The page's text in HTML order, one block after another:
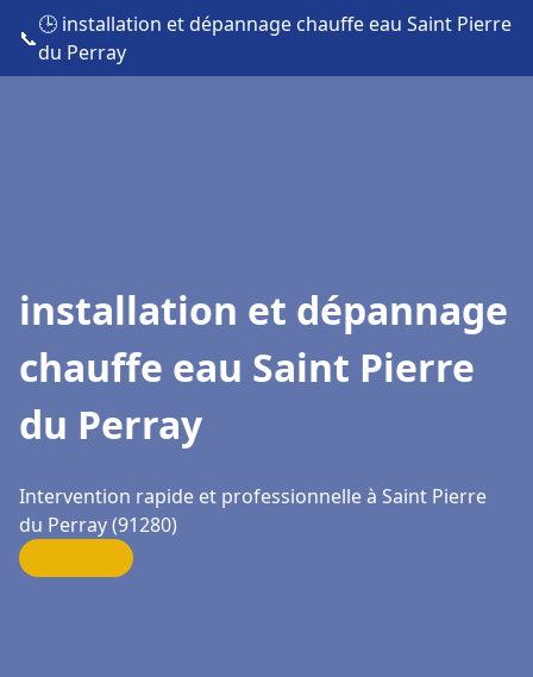
📞
🕒 installation et dépannage chauffe eau Saint Pierre
du Perray
installation et dépannage
chauffe eau Saint Pierre
du Perray
Intervention rapide et professionnelle à Saint Pierre
du Perray (91280)